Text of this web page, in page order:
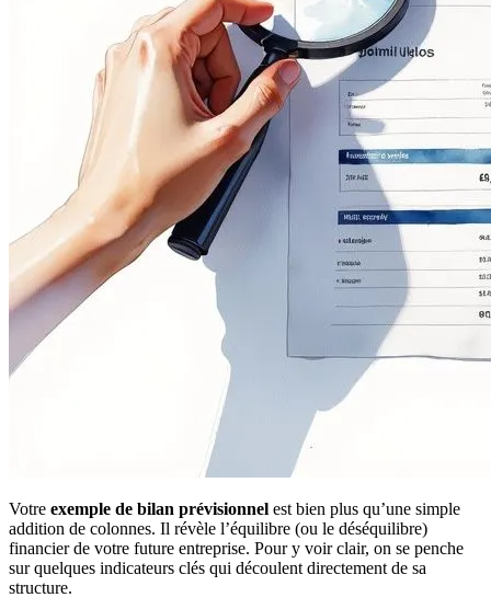
Votre exemple de bilan prévisionnel est bien plus qu’une simple
addition de colonnes. Il révèle l’équilibre (ou le déséquilibre)
financier de votre future entreprise. Pour y voir clair, on se penche
sur quelques indicateurs clés qui découlent directement de sa
structure.